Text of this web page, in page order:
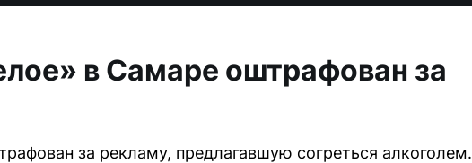
в Самаре оштрафован за
за рекламу, предлагавшую согреться алкоголем.